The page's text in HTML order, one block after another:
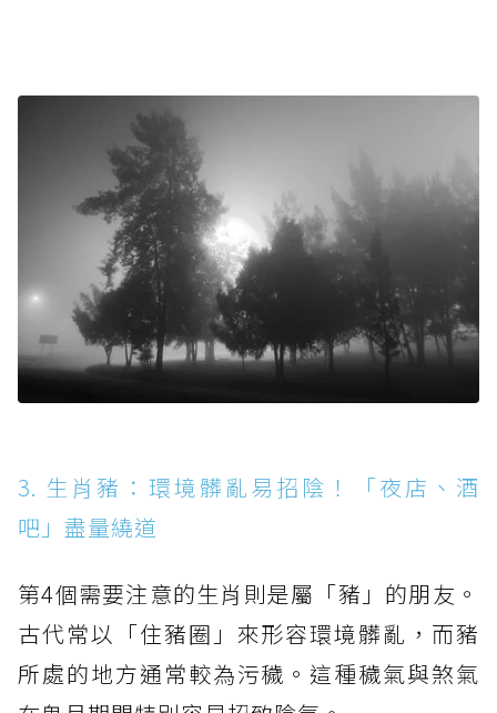
3. 生肖豬：環境髒亂易招陰！「夜店、酒
吧」盡量繞道
第4個需要注意的生肖則是屬「豬」的朋友。
古代常以「住豬圈」來形容環境髒亂，而豬
所處的地方通常較為污穢。這種穢氣與煞氣